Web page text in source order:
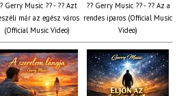
Gerry Music ?? - ?? Azt
már az egész város
(Official Music Video)
?? Gerry Music ?? - ?? Az a
rendes iparos (Official Music
Video)